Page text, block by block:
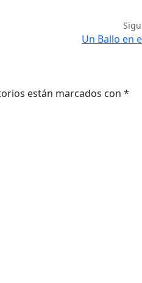
Un Ballo en
están marcados con *